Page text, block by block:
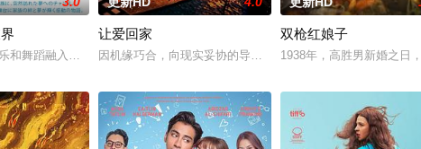
长陈梓静（于文文 饰）率队员金凤（卢靖姗 饰）、齐燕（蒋璐霞 饰）、宁
超过 1000 天无法出门。在资源消耗殆尽与未知神秘威胁的双重逼迫下，一家
和舞蹈融入生活的冲绳。与母亲朱音、妹妹舞一起生活的照屋踊，憧憬舞蹈学
让爱回家
因机缘巧合，向现实妥协的导演朱达仁萌生拍一部《河南人
双枪红娘子
1938年，高胜男新婚之日